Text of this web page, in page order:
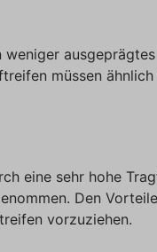
müssen
eine sehr hohe
Den
vorzuziehen.